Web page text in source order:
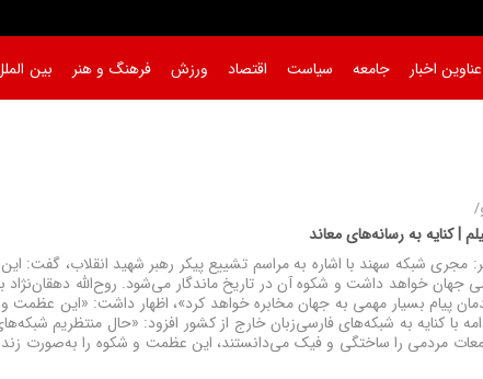
عناوین اخبار جامعه سیاست اقتصاد ورزش فرهنگ و هنر بین
| کنایه به رسانه‌های معاند
مجری شبکه سهند با اشاره به مراسم تشییع پیکر رهبر شهید انقلاب، گفت: این
جهان خواهد داشت و شکوه آن در تاریخ ماندگار می‌شود. روح‌الله دهقان‌نژاد با
پیام بسیار مهمی به جهان مخابره خواهد کرد»، اظهار داشت: «این عظمت
مردمی را ساختگی و فیک می‌دانستند، این عظمت و شکوه را به‌صورت